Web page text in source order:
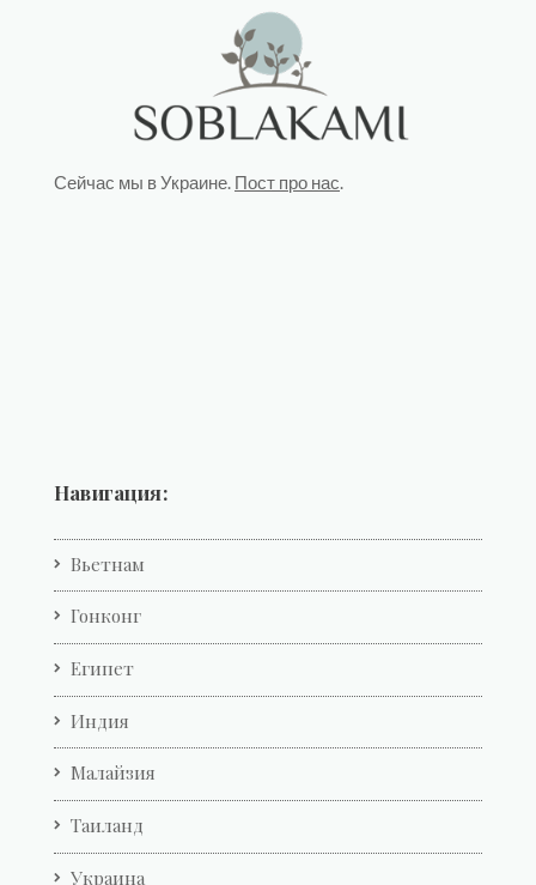
Сейчас мы в Украине. Пост про нас
Навигация:
Вьетнам
Гонконг
Египет
Индия
Малайзия
Таиланд
Украина